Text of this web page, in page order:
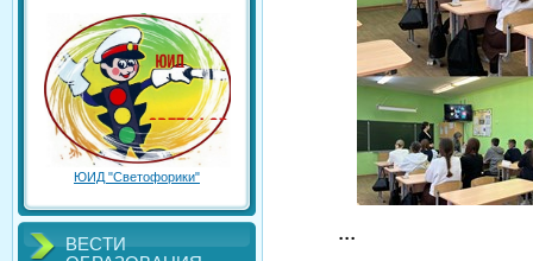
ЮИД "Светофорики"
ВЕСТИ
...